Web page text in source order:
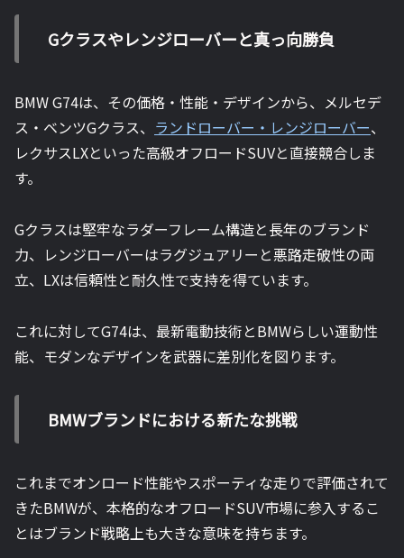
Gクラスやレンジローバーと真っ向勝負
BMW G74は、その価格・性能・デザインから、メルセデ
ス・ベンツGクラス、 ランドローバー・レンジローバー、
レクサスLXといった高級オフロードSUVと直接競合しま
す。
Gクラスは堅牢なラダーフレーム構造と長年のブランド
力、レンジローバーはラグジュアリーと悪路走破性の両
立、LXは信頼性と耐久性で支持を得ています。
これに対してG74は、最新電動技術とBMWらしい運動性
能、モダンなデザインを武器に差別化を図ります。
BMWブランドにおける新たな挑戦
これまでオンロード性能やスポーティな走りで評価されて
きたBMWが、本格的なオフロードSUV市場に参入するこ
とはブランド戦略上も大きな意味を持ちます。